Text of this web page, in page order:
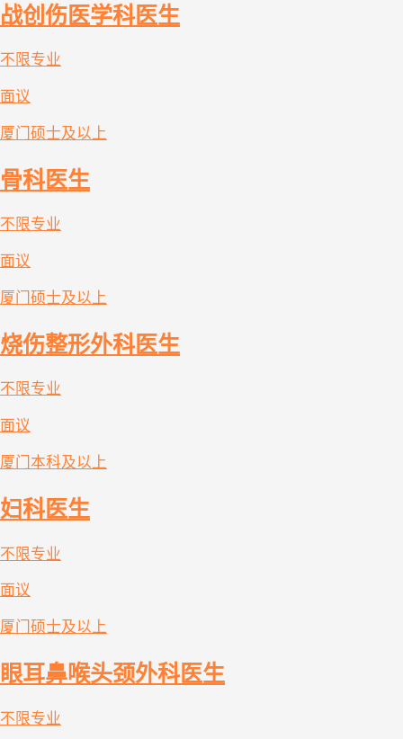
战创伤医学科医生
不限专业
面议
厦门硕士及以上
骨科医生
不限专业
面议
厦门硕士及以上
烧伤整形外科医生
不限专业
面议
厦门本科及以上
妇科医生
不限专业
面议
厦门硕士及以上
眼耳鼻喉头颈外科医生
不限专业